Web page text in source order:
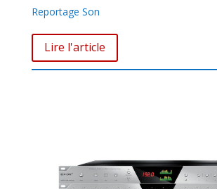
Reportage Son
Lire l'article